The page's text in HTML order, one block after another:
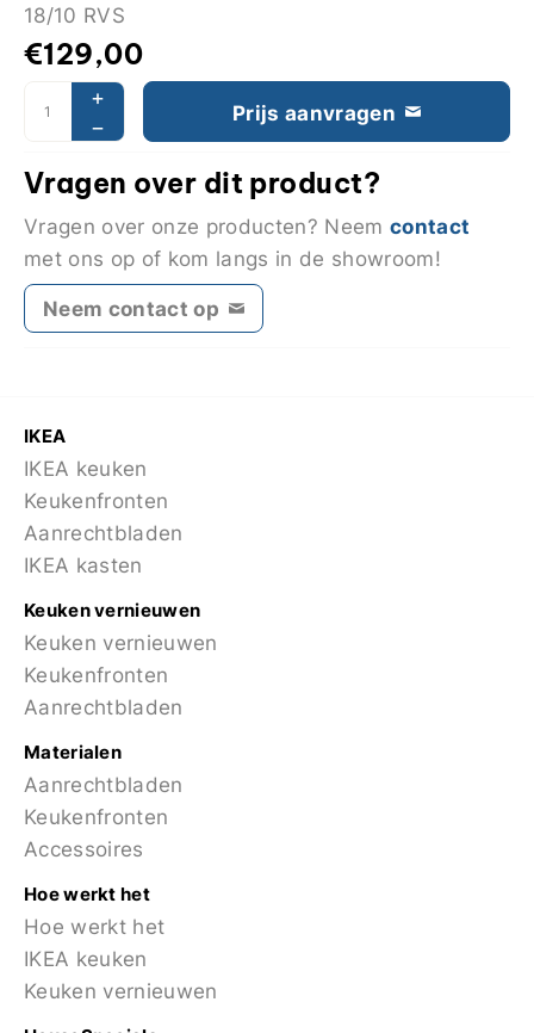
18/10 RVS
€129,00
Prijs aanvragen
Vragen over dit product?
Vragen over onze producten? Neem contact
met ons op of kom langs in de showroom!
Neem contact op
IKEA
IKEA keuken
Keukenfronten
Aanrechtbladen
IKEA kasten
Keuken vernieuwen
Keuken vernieuwen
Keukenfronten
Aanrechtbladen
Materialen
Aanrechtbladen
Keukenfronten
Accessoires
Hoe werkt het
Hoe werkt het
IKEA keuken
Keuken vernieuwen